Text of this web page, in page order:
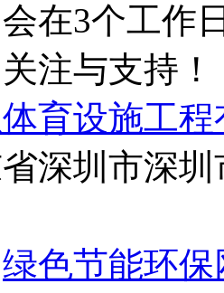
在3个工作
注与支持！
育设施工
深圳市深
绿色节能环保